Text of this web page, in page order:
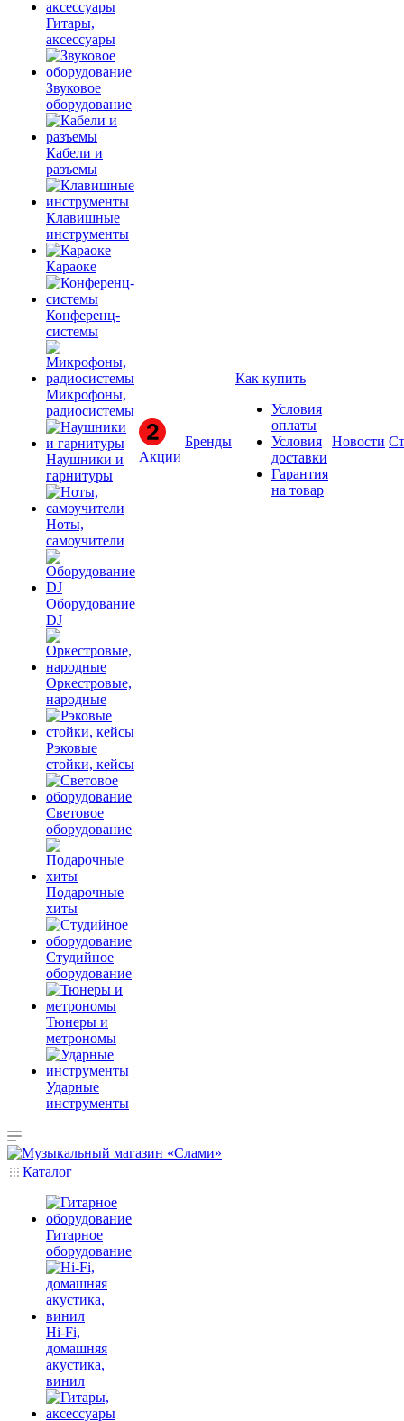
Гитары,
аксессуары
Звуковое
оборудование
Кабели и
разъемы
Клавишные
инструменты
Караоке
Конференц-
системы
Микрофоны,
радиосистемы
Наушники и
гарнитуры
Ноты,
самоучители
Оборудование
DJ
Оркестровые,
народные
Рэковые
стойки, кейсы
Световое
оборудование
Подарочные
хиты
Студийное
оборудование
Тюнеры и
метрономы
Ударные
инструменты
Акции
Бренды
Как купить
Условия
оплаты
Условия
доставки
Гарантия
на товар
Новости
Каталог
Гитарное
оборудование
Hi-Fi,
домашняя
акустика,
винил